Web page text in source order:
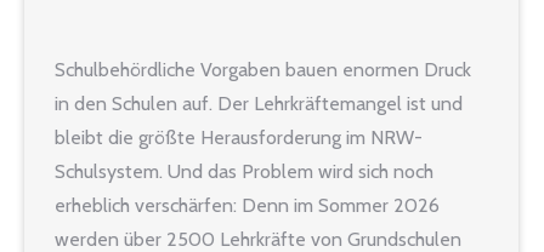
Schulbehördliche Vorgaben bauen enormen Druck
in den Schulen auf. Der Lehrkräftemangel ist und
bleibt die größte Herausforderung im NRW-
Schulsystem. Und das Problem wird sich noch
erheblich verschärfen: Denn im Sommer 2026
werden über 2500 Lehrkräfte von Grundschulen